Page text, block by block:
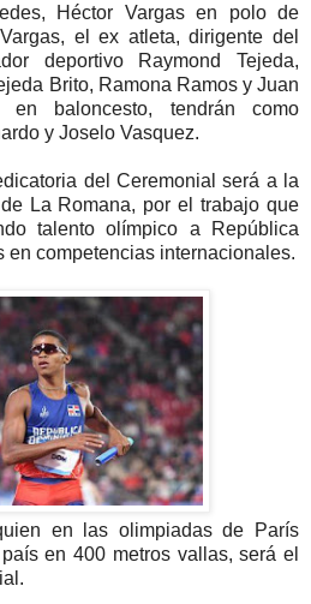
Héctor Vargas en polo de
el ex atleta, dirigente del
deportivo Raymond Tejeda,
Brito, Ramona Ramos y Juan
en baloncesto, tendrán como
y Joselo Vasquez.
del Ceremonial será a la
La Romana, por el trabajo que
talento olímpico a República
en competencias internacionales.
en las olimpiadas de París
en 400 metros vallas, será el